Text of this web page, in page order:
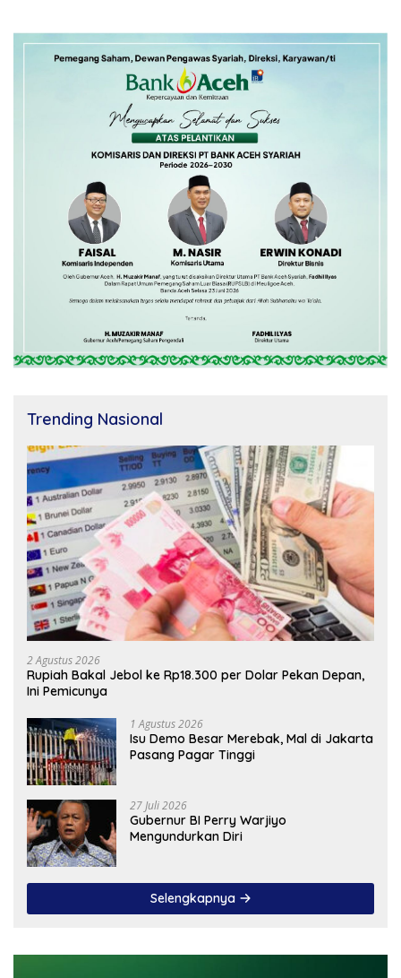
Trending Nasional
2 Agustus 2026
Rupiah Bakal Jebol ke Rp18.300 per Dolar Pekan Depan,
Ini Pemicunya
1 Agustus 2026
Isu Demo Besar Merebak, Mal di Jakarta
Pasang Pagar Tinggi
27 Juli 2026
Gubernur BI Perry Warjiyo
Mengundurkan Diri
Selengkapnya